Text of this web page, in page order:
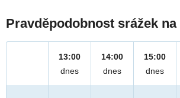
Pravděpodobnost srážek na
13:00
dnes
14:00
dnes
15:00
dnes